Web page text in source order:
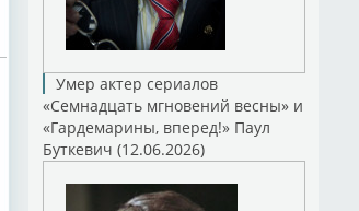
Умер актер сериалов
«Семнадцать мгновений весны» и
«Гардемарины, вперед!» Паул
Буткевич (12.06.2026)